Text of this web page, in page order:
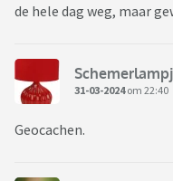
de hele dag weg, maar
31-03-2024om 22:40
Geocachen.